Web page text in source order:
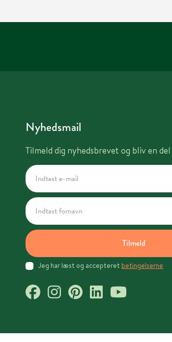
Nyhedsmail
Tilmeld dig nyhedsbrevet og bliv en
Tilmeld
Jeg har læst og accepteret betingelserne